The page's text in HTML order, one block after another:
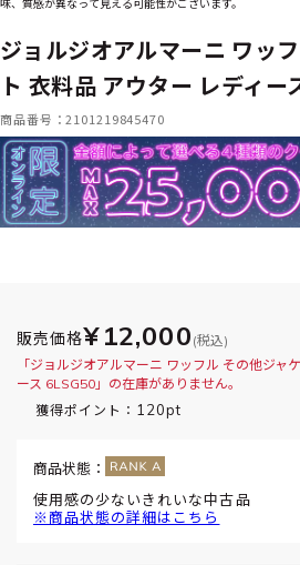
味、質感が異なって見える可能性がございます。
ジョルジオアルマーニ ワッ
ト 衣料品 アウター レディー
商品番号：2101219845470
販売価格¥12,000 (税込)
「ジョルジオアルマーニ ワッフル その他ジャ
ース 6LSG50」の在庫がありません。
獲得ポイント： 120pt
商品状態：
使用感の少ないきれいな中古品
※商品状態の詳細はこちら